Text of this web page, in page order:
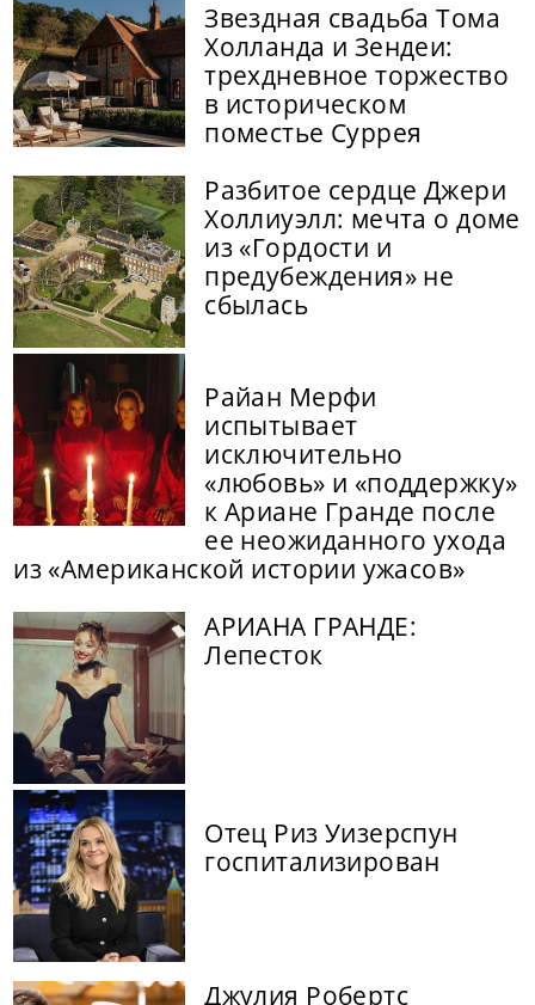
Звездная свадьба Тома
Холланда и Зендеи:
трехдневное торжество
в историческом
поместье Суррея
Разбитое сердце Джери
Холлиуэлл: мечта о доме
из «Гордости и
предубеждения» не
сбылась
Райан Мерфи
испытывает
исключительно
«любовь» и «поддержку»
к Ариане Гранде после
ее неожиданного ухода
из «Американской истории ужасов»
АРИАНА ГРАНДЕ:
Лепесток
Отец Риз Уизерспун
госпитализирован
Джулия Робертс